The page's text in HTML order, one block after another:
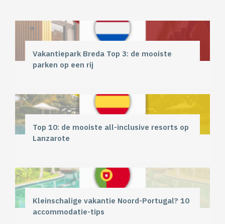
Vakantiepark Breda Top 3: de mooiste
parken op een rij
Top 10: de mooiste all-inclusive resorts op
Lanzarote
Kleinschalige vakantie Noord-Portugal? 10
accommodatie-tips